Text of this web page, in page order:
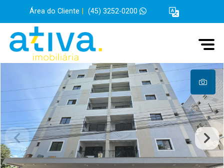
Área do Cliente (45) 3252-0200